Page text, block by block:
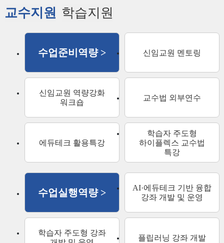
교수지원 학습지원
수업준비역량 > 신임교원 멘토링
신임교원 역량강화
워크숍
교수법 외부연수
에듀테크 활용특강
학습자 주도형
하이플렉스 교수법
특강
수업실행역량 >
AI·에듀테크 기반 융합
강좌 개발 및 운영
학습자 주도형 강좌
플립러닝 강좌 개발